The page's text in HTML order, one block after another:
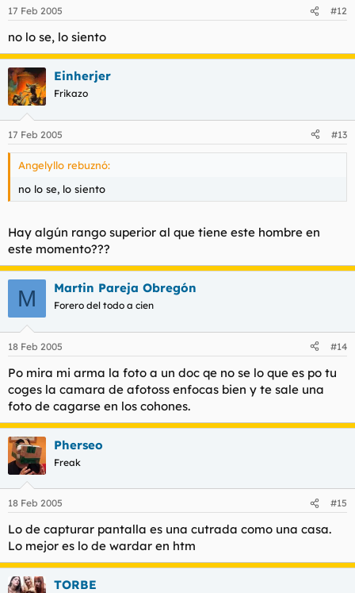
17 Feb 2005 #12
no lo se, lo siento
Einherjer
Frikazo
17 Feb 2005 #13
Angelyllo rebuznó:
no lo se, lo siento
Hay algún rango superior al que tiene este hombre en
este momento???
M Martin Pareja Obregón
Forero del todo a cien
18 Feb 2005 #14
Po mira mi arma la foto a un doc qe no se lo que es po tu
coges la camara de afotoss enfocas bien y te sale una
foto de cagarse en los cohones.
Pherseo
Freak
18 Feb 2005 #15
Lo de capturar pantalla es una cutrada como una casa.
Lo mejor es lo de wardar en htm
TORBE